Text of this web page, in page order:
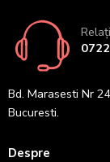
Bd. Marasesti Nr
Bucuresti.
Despre